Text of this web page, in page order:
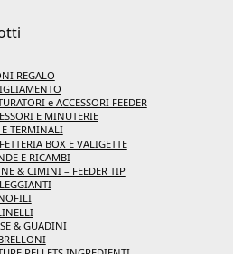
REGALO
e ACCESSORI FEEDER
E MINUTERIE
TERMINALI
BOX E VALIGETTE
E RICAMBI
& CIMINI – FEEDER TIP
& GUADINI